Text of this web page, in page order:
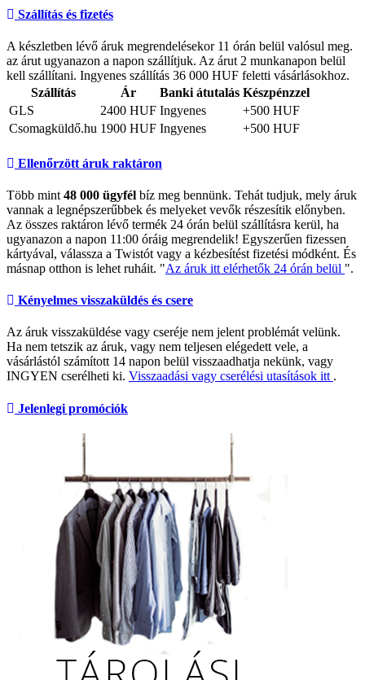
Szállítás és fizetés
A készletben lévő áruk megrendelésekor 11 órán belül valósul meg.
az árut ugyanazon a napon szállítjuk. Az árut 2 munkanapon belül
kell szállítani. Ingyenes szállítás 36 000 HUF feletti vásárlásokhoz.
Szállítás
Ár Banki átutalás Készpénzzel
GLS
2400 HUF Ingyenes
+500 HUF
Csomagküldő.hu 1900 HUF Ingyenes +500 HUF
Ellenőrzött áruk raktáron
Több mint 48 000 ügyfél bíz meg bennünk. Tehát tudjuk, mely áruk
vannak a legnépszerűbbek és melyeket vevők részesítik előnyben.
Az összes raktáron lévő termék 24 órán belül szállításra kerül, ha
ugyanazon a napon 11:00 óráig megrendelik! Egyszerűen fizessen
kártyával, válassza a Twistót vagy a kézbesítést fizetési módként. És
másnap otthon is lehet ruháit. "Az áruk itt elérhetők 24 órán belül ".
Kényelmes visszaküldés és csere
Az áruk visszaküldése vagy cseréje nem jelent problémát velünk.
Ha nem tetszik az áruk, vagy nem teljesen elégedett vele, a
vásárlástól számított 14 napon belül visszaadhatja nekünk, vagy
INGYEN cserélheti ki. Visszaadási vagy cserélési utasítások itt .
Jelenlegi promóciók